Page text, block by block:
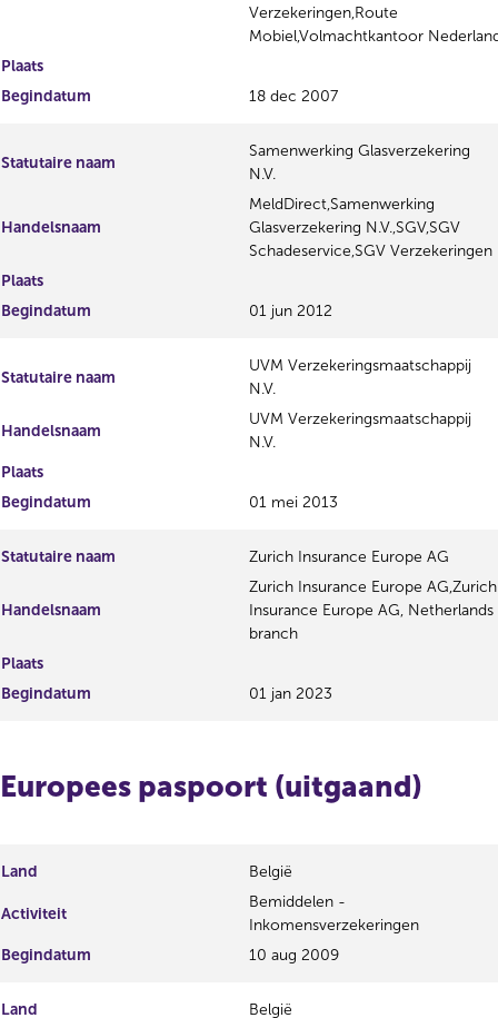
Verzekeringen,Route
Mobiel,Volmachtkantoor
Plaats
Begindatum
18 dec 2007
Statutaire naam
Samenwerking Glasverzekering
N.V.
Handelsnaam
MeldDirect,Samenwerking
Glasverzekering N.V.,SGV,SGV
Schadeservice,SGV Verzekeringen
Plaats
Begindatum
01 jun 2012
Statutaire naam
UVM Verzekeringsmaatschappij
N.V.
Handelsnaam
UVM Verzekeringsmaatschappij
N.V.
Plaats
Begindatum
01 mei 2013
Statutaire naam Zurich Insurance Europe AG
Handelsnaam
Zurich Insurance Europe AG,Zurich
Insurance Europe AG, Netherlands
branch
Plaats
Begindatum
01 jan 2023
Europees paspoort (uitgaand)
Land België
Activiteit
Bemiddelen -
Inkomensverzekeringen
Begindatum
10 aug 2009
Land België